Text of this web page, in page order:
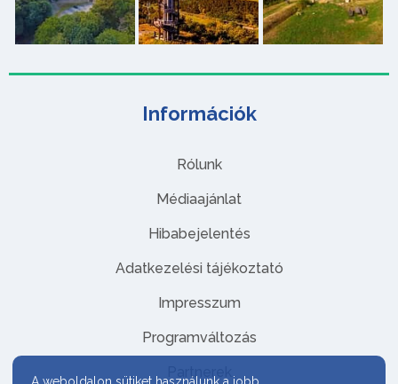
Információk
Rólunk
Médiaajánlat
Hibabejelentés
Adatkezelési tájékoztató
Impresszum
Programváltozás
Partnerek